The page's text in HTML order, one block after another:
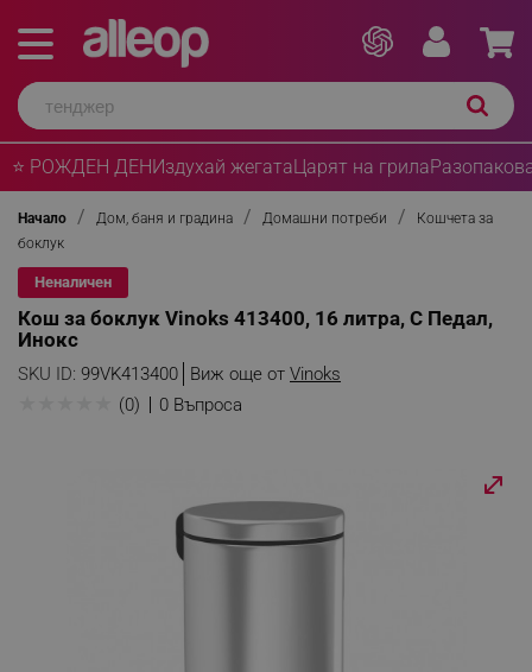
⭐ РОЖДЕН ДЕНИздухай жегатаЦарят на грила
Начало Дом, баня и градина Домашни потреби
Кошчета за
боклук
Неналичен
Кош за боклук Vinoks 413400, 16 литра, С Педал,
Инокс
SKU ID: 99VK413400 Виж още от Vinoks
(0) 0 Въпроса